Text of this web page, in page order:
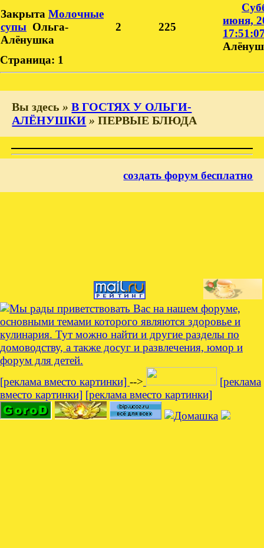
Закрыта Молочные
супы Ольга-
Алёнушка
2 225
июня,
Страница: 1
Вы здесь »В ГОСТЯХ У ОЛЬГИ-
АЛЁНУШКИ »ПЕРВЫЕ БЛЮДА
создать форум бесплатно
[реклама вместо картинки] -->
[реклама
вместо картинки] [реклама вместо картинки]